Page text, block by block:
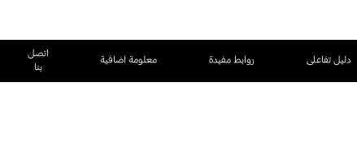
دليل تفاعلى روابط مفيدة معلومة اضافية
اتصل
بنا